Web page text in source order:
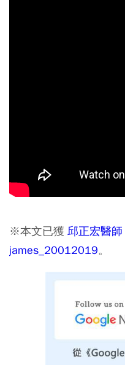
※本文已獲 邱正宏醫師
james_20012019。